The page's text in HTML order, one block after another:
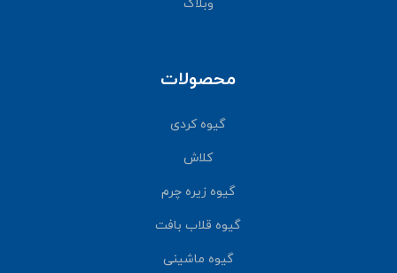
وبلاگ
محصولات
گیوه کردی
کلاش
گیوه زیره چرم
گیوه قلاب بافت
گیوه ماشینی